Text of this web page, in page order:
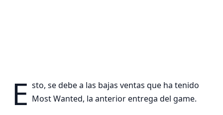
E sto, se debe a las bajas ventas que ha tenido
Most Wanted, la anterior entrega del game.